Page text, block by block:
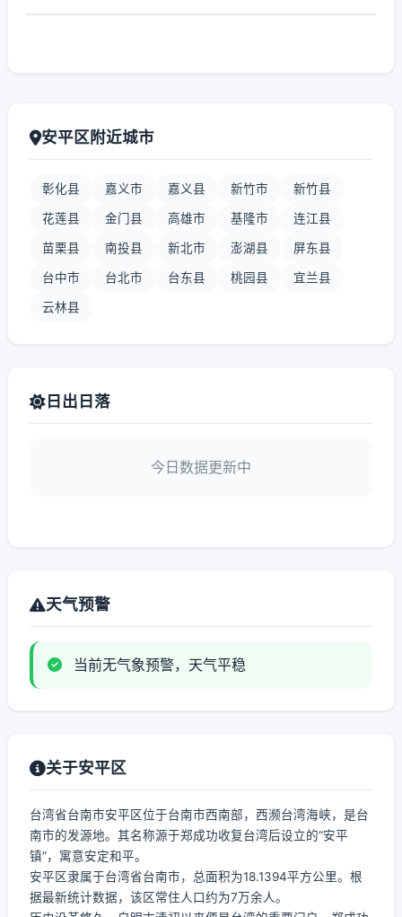
安平区附近城市
彰化县 嘉义市 嘉义县 新竹市 新竹县
花莲县 金门县 高雄市 基隆市 连江县
苗栗县 南投县 新北市 澎湖县 屏东县
台中市 台北市 台东县 桃园县 宜兰县
云林县
日出日落
今日数据更新中
天气预警
当前无气象预警，天气平稳
关于安平区
台湾省台南市安平区位于台南市西南部，西濒台湾海峡，是台
南市的发源地。其名称源于郑成功收复台湾后设立的“安平
镇”，寓意安定和平。
安平区隶属于台湾省台南市，总面积为18.1394平方公里。根
据最新统计数据，该区常住人口约为7万余人。